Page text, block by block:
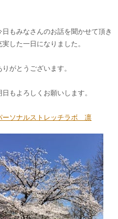
日もみなさんのお話を聞かせて頂き
実した一日になりました。
りがとうございます。
日もよろしくお願いします。
ーソナルストレッチラボ 凛